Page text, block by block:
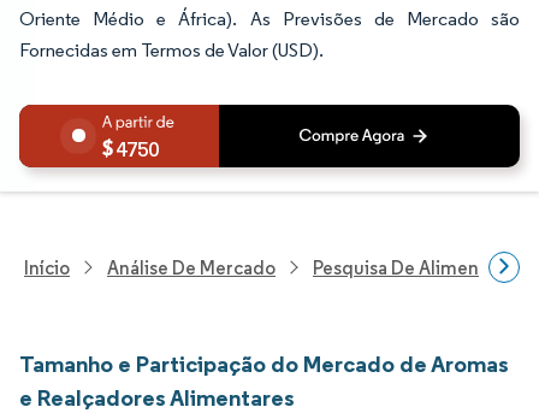
Oriente Médio e África). As Previsões de Mercado são
Fornecidas em Termos de Valor (USD).
4750
Início Análise De Mercado Pesquisa De Alimentos E
Tamanho e Participação do Mercado de Aromas
e Realçadores Alimentares